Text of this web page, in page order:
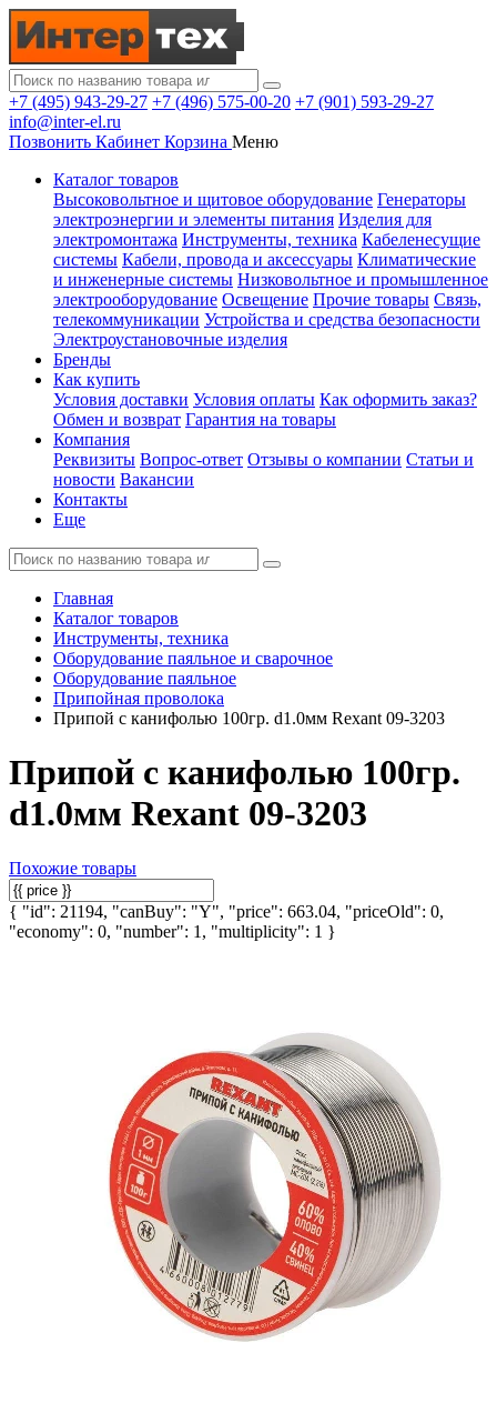
+7 (495) 943-29-27 +7 (496) 575-00-20 +7 (901) 593-29-27
info@inter-el.ru
Позвонить Кабинет Корзина Меню
Каталог товаров
Высоковольтное и щитовое оборудование Генераторы
электроэнергии и элементы питания Изделия для
электромонтажа Инструменты, техника Кабеленесущие
системы Кабели, провода и аксессуары Климатические
и инженерные системы Низковольтное и промышленное
электрооборудование Освещение Прочие товары Связь,
телекоммуникации Устройства и средства безопасности
Электроустановочные изделия
Бренды
Как купить
Условия доставки Условия оплаты Как оформить заказ?
Обмен и возврат Гарантия на товары
Компания
Реквизиты Вопрос-ответ Отзывы о компании Статьи и
новости Вакансии
Контакты
Еще
Главная
Каталог товаров
Инструменты, техника
Оборудование паяльное и сварочное
Оборудование паяльное
Припойная проволока
Припой с канифолью 100гр. d1.0мм Rexant 09-3203
Припой с канифолью 100гр.
d1.0мм Rexant 09-3203
Похожие товары
{ "id": 21194, "canBuy": "Y", "price": 663.04, "priceOld": 0,
"economy": 0, "number": 1, "multiplicity": 1 }